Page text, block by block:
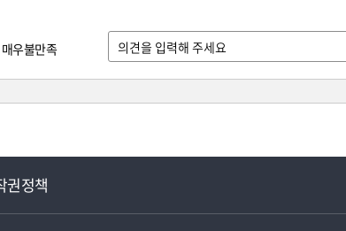
매우불만족
권정책